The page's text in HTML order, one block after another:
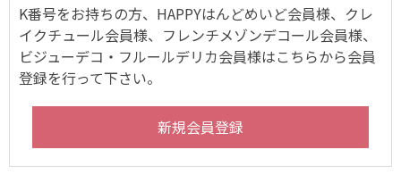
K番号をお持ちの方、HAPPYはんどめいど会員様、クレ
イクチュール会員様、フレンチメゾンデコール会員様、
ビジューデコ・フルールデリカ会員様はこちらから会員
登録を行って下さい。